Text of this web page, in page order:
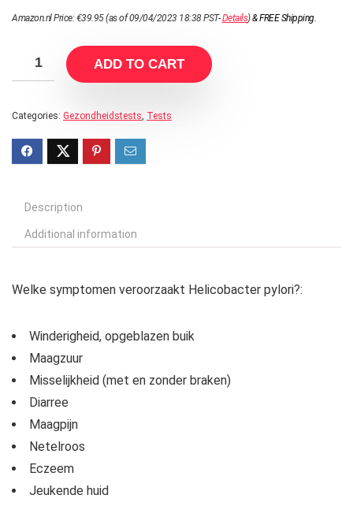
Amazon.nl Price:€39.95(as of 09/04/2023 18:38 PST-Details)&FREE Shipping.
ADD TO CART
Categories: Gezondheidstests Tests
Description
Additional information
Welke symptomen veroorzaakt Helicobacter pylori?:
Winderigheid, opgeblazen buik
Maagzuur
Misselijkheid (met en zonder braken)
Diarree
Maagpijn
Netelroos
Eczeem
Jeukende huid